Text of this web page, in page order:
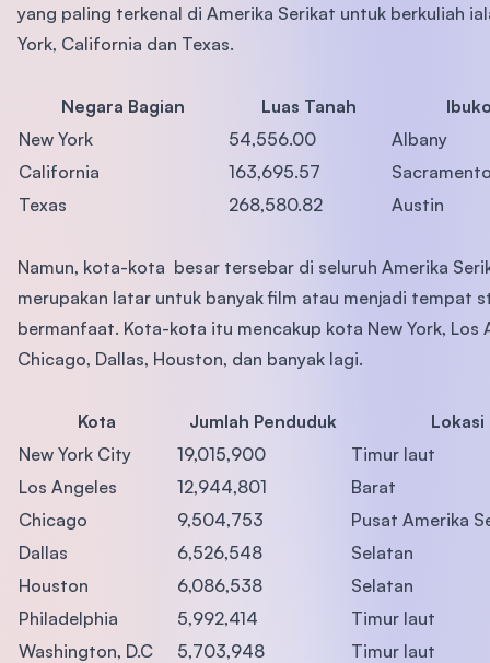
yang paling terkenal di Amerika Serikat untuk berkuliah
York, California dan Texas.
Negara Bagian Luas Tanah
New York
54,556.00
Albany
California
163,695.57
Texas
268,580.82 Austin
Namun, kota-kota besar tersebar di seluruh Amerika
merupakan latar untuk banyak film atau menjadi tempat
bermanfaat. Kota-kota itu mencakup kota New York, Los
Chicago, Dallas, Houston, dan banyak lagi.
Kota Jumlah Penduduk
Lokasi
New York City
19,015,900
Timur laut
Los Angeles
12,944,801
Barat
Chicago
9,504,753
Pusat Amerika
Dallas
6,526,548
Selatan
Houston
6,086,538
Selatan
Philadelphia
5,992,414
Timur laut
Washington, D.C
5,703,948 Timur laut